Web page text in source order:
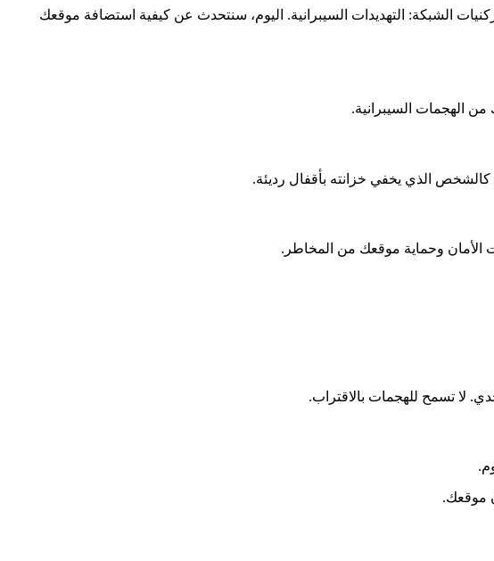
الشبكة: التهديدات السيبرانية. اليوم، سنتحدث عن كيفية استضافة موقعك
الهجمات السيبرانية.
الأمان وحماية موقعك من المخاطر.
لا تسمح للهجمات بالاقتراب.
موقعك.